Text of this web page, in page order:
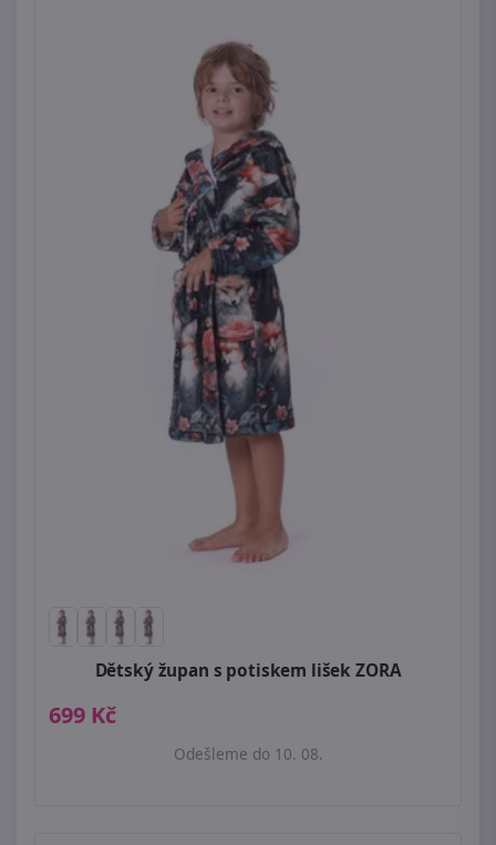
Dětský župan s potiskem lišek ZORA
699 Kč
Odešleme do 10. 08.